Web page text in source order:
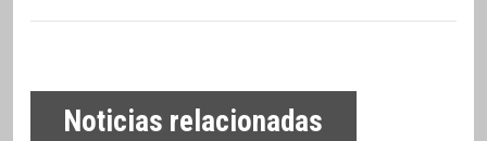
Noticias relacionadas